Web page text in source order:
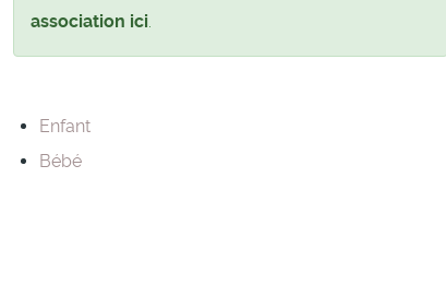
association ici.
Enfant
Bébé